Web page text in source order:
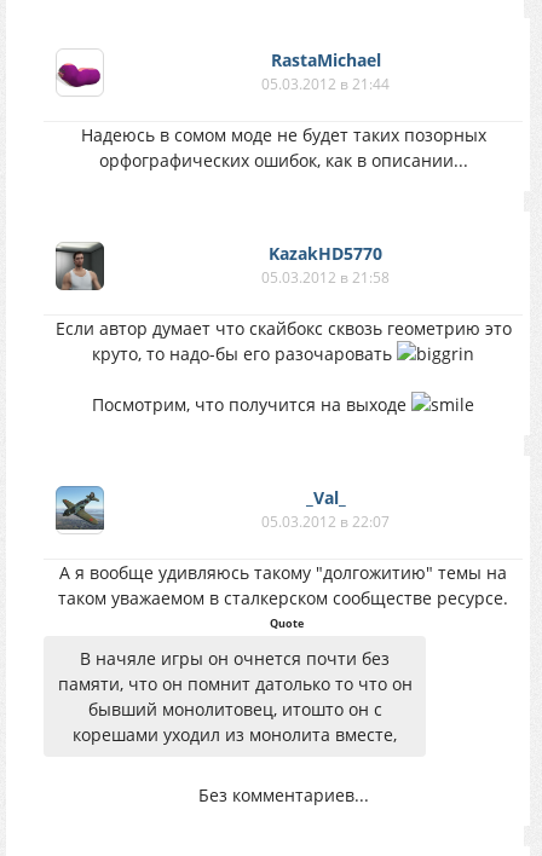
RastaMichael
05.03.2012 в 21:44
Надеюсь в сомом моде не будет таких позорных
орфографических ошибок, как в описании...
KazakHD5770
05.03.2012 в 21:58
Если автор думает что скайбокс сквозь геометрию это
круто, то надо-бы его разочаровать
Посмотрим, что получится на выходе
_Val_
05.03.2012 в 22:07
А я вообще удивляюсь такому "долгожитию" темы на
таком уважаемом в сталкерском сообществе ресурсе.
Quote
В начяле игры он очнется почти без
памяти, что он помнит датолько то что он
бывший монолитовец, итошто он с
корешами уходил из монолита вместе,
Без комментариев...